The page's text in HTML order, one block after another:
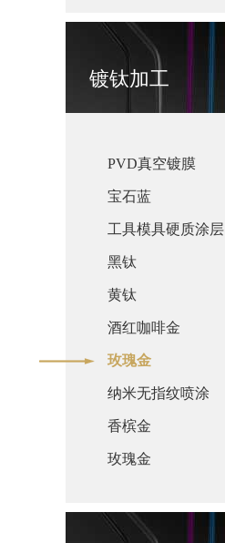
镀钛加工
PVD真空镀膜
宝石蓝
工具模具硬质涂层
黑钛
黄钛
酒红咖啡金
玫瑰金
纳米无指纹喷涂
香槟金
玫瑰金